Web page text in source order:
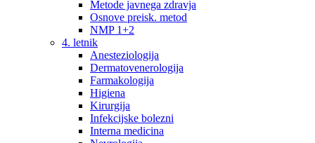
Metode javnega zdravja
Osnove preisk. metod
NMP 1+2
4. letnik
Anesteziologija
Dermatovenerologija
Farmakologija
Higiena
Kirurgija
Infekcijske bolezni
Interna medicina